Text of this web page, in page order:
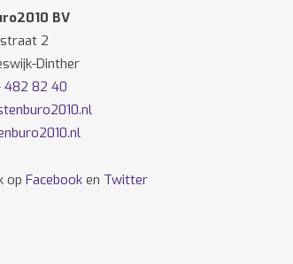
BV
2
Dinther
482 82 40
op Facebook en Twitter